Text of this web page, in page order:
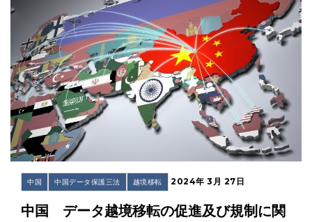
中国 中国データ保護三法 越境移転 2024年 3月 27日
中国 データ越境移転の促進及び規制に関